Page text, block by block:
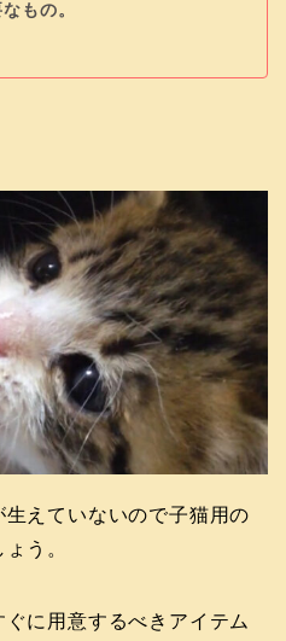
もの。
えていないので子猫用の
う。
に用意するべきアイテム